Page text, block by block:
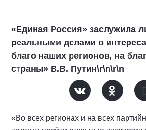
«Единая Россия» заслужила
реальными делами в
благо наших регионов, на
страны» В.В. Путин\r\n\r\n
«Во всех регионах и на всех